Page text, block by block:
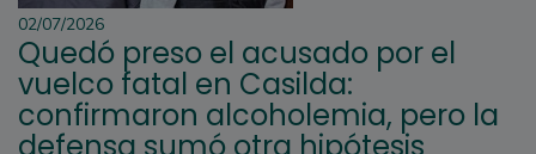
02/07/2026
Quedó preso el acusado por el
vuelco fatal en Casilda:
confirmaron alcoholemia, pero la